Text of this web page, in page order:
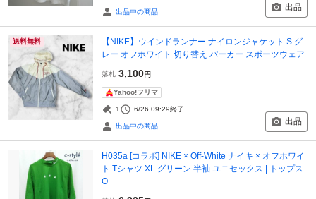
出品中の商品 出品
送料無料
【NIKE】ウインドランナー ナイロンジャケット S グ
レー オフホワイト 切り替え パーカー スポーツウェア
落札 3,100円
Yahoo!フリマ
1 6/26 09:29終了
出品中の商品 出品
H035a [コラボ] NIKE × Off-White ナイキ × オフホワイ
ト Tシャツ XL グリーン 半袖 ユニセックス | トップス
O